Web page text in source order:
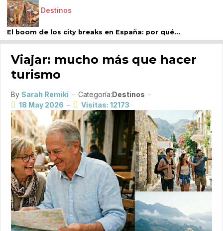
Destinos
El boom de los city breaks en España: por qué...
Viajar: mucho más que hacer
turismo
By Sarah Remiki Categoría:Destinos
18 May 2026
Visitas: 12173